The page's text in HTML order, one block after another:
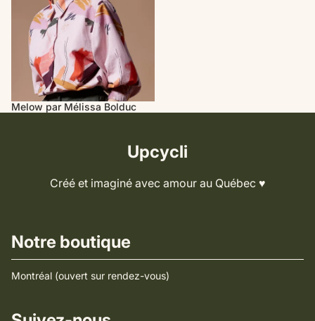
Melow par Mélissa Bolduc
Upcycli
Créé et imaginé avec amour au Québec ♥️
Notre boutique
Montréal (ouvert sur rendez-vous)